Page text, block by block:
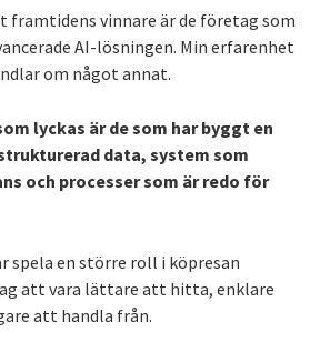
vinnare är de företag som
AI-lösningen. Min erfarenhet
om något annat.
lyckas är de som har byggt en
data, system som
och processer som är redo för
spela en större roll i köpresan
att vara lättare att hitta, enklare
att handla från.